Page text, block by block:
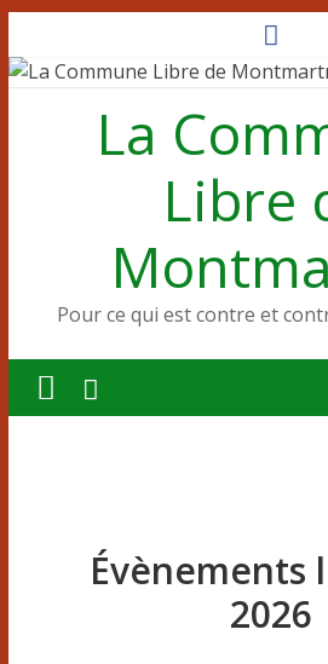
au
contenu
La
Libre
Pour ce qui est contre et
Évènements
2026